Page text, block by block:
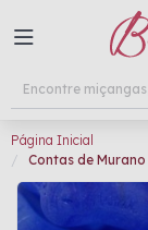
Página Inicial
Contas de